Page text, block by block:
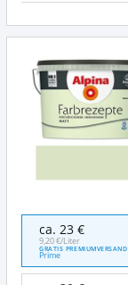
Farbe
Farbrezepte
2,5L
ca. 23 €
9,20 €/Liter
GRATIS PREMIUMVERSAND
Prime